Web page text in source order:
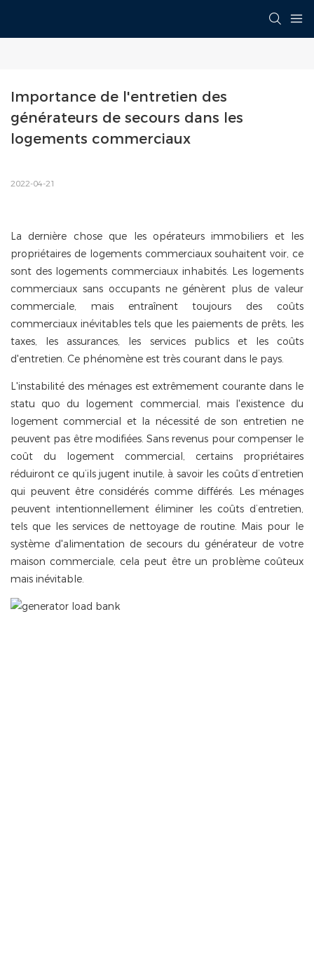
Importance de l'entretien des
générateurs de secours dans les
logements commerciaux
2022-04-21
La dernière chose que les opérateurs immobiliers et les
propriétaires de logements commerciaux souhaitent voir, ce
sont des logements commerciaux inhabités. Les logements
commerciaux sans occupants ne génèrent plus de valeur
commerciale, mais entraînent toujours des coûts
commerciaux inévitables tels que les paiements de prêts, les
taxes, les assurances, les services publics et les coûts
d'entretien. Ce phénomène est très courant dans le pays.
L'instabilité des ménages est extrêmement courante dans le
statu quo du logement commercial, mais l'existence du
logement commercial et la nécessité de son entretien ne
peuvent pas être modifiées. Sans revenus pour compenser le
coût du logement commercial, certains propriétaires
réduiront ce qu’ils jugent inutile, à savoir les coûts d’entretien
qui peuvent être considérés comme différés. Les ménages
peuvent intentionnellement éliminer les coûts d’entretien,
tels que les services de nettoyage de routine. Mais pour le
système d'alimentation de secours du générateur de votre
maison commerciale, cela peut être un problème coûteux
mais inévitable.